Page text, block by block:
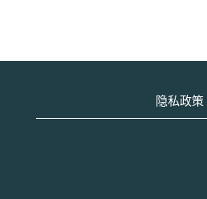
隐私政策